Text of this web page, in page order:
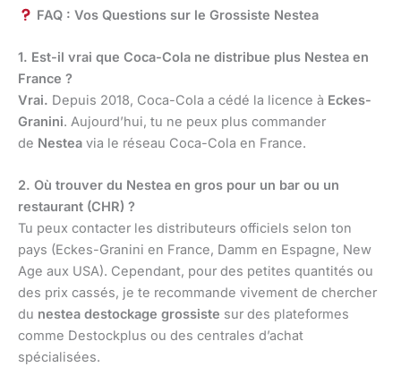
FAQ : Vos Questions sur le Grossiste Nestea
1. Est-il vrai que Coca-Cola ne distribue plus Nestea en
France ?
Vrai. Depuis 2018, Coca-Cola a cédé la licence à Eckes-
Granini. Aujourd’hui, tu ne peux plus commander
de Nestea via le réseau Coca-Cola en France.
2. Où trouver du Nestea en gros pour un bar ou un
restaurant (CHR) ?
Tu peux contacter les distributeurs officiels selon ton
pays (Eckes-Granini en France, Damm en Espagne, New
Age aux USA). Cependant, pour des petites quantités ou
des prix cassés, je te recommande vivement de chercher
du nestea destockage grossiste sur des plateformes
comme Destockplus ou des centrales d’achat
spécialisées.